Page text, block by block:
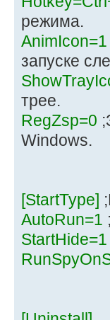
режима.
AnimIcon=1
запуске
трее.
RegZsp=0
Windows.
[StartType]
AutoRun=1
StartHide=1